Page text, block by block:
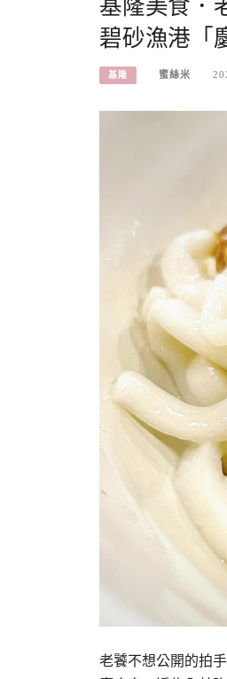
基隆美食．
碧砂漁港「
基隆 蜜絲米
老饕不想公開的拍